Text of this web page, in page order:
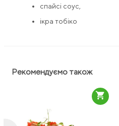
спайсі соус,
ікра тобіко
Рекомендуємо також
shopping_cart